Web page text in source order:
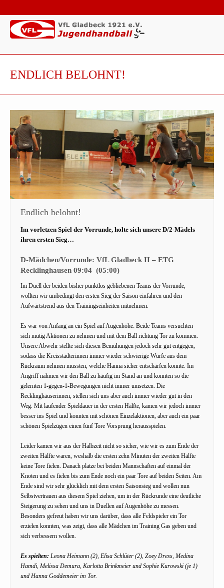
ENDLICH BELOHNT!
Endlich belohnt!
Im vorletzen Spiel der Vorrunde, holte sich unsere D/2-Mädels
ihren ersten Sieg…
D-Mädchen/Vorrunde: VfL Gladbeck II – ETG
Recklinghausen 09:04 (05:00)
Im Duell der beiden bisher punktlos gebliebenen Teams der Vorrunde,
wollten wir umbedingt den ersten Sieg der Saison einfahren und den
Aufwärtstrend aus den Trainingseinheiten mitnehmen.
Es war von Anfang an ein Spiel auf Augenhöhe: Beide Teams versuchten
sich mutig Aktionen zu nehmen und mit dem Ball richtung Tor zu kommen.
Unsere Abwehr stellte sich diesen Bemühungen jedoch sehr gut entgegen,
sodass die Kreisstädterinnen immer wieder schwierige Würfe aus dem
Rückraum nehmen mussten, welche Hanna sicher entschärfen konnte. Im
Angriff nahmen wir den Ball zu häufig im Stand an und konnten so die
gelernten 1-gegen-1-Bewegungen nicht immer umsetzen. Die
Recklinghäuserinnen, stellen sich uns aber auch immer wieder gut in den
Weg. Mit laufender Spieldauer in der ersten Hälfte, kamen wir jedoch immer
besser ins Spiel und konnten mit schönen Einzelaktionen, aber auch ein paar
schönen Spielzügen einen fünf Tore Vorsprung herausspielen.
Leider kamen wir aus der Halbzeit nicht so sicher, wie wir es zum Ende der
zweiten Hälfte waren, weshalb die ersten zehn Minuten der zweiten Hälfte
keine Tore fielen. Danach platze bei beiden Mannschaften auf einmal der
Knoten und es fielen bis zum Ende noch ein paar Tore auf beiden Seiten. Am
Ende sind wir sehr glücklich mit dem ersten Saisonsieg und wollen nun
Selbstvertrauen aus diesem Spiel ziehen, um in der Rückrunde eine deutliche
Steigerung zu sehen und uns in Duellen auf Augenhöhe zu messen.
Besonders gefreut haben wir uns darüber, dass alle Feldspieler ein Tor
erzielen konnten, was zeigt, dass alle Mädchen im Training Gas geben und
sich verbessern wollen.
Es spielten: Leona Heimann (2), Elisa Schlüter (2), Zoey Dress, Medina
Hamdi, Melissa Demura, Karlotta Brinkmeier und Sophie Kurowski (je 1)
und Hanna Goddemeier im Tor.